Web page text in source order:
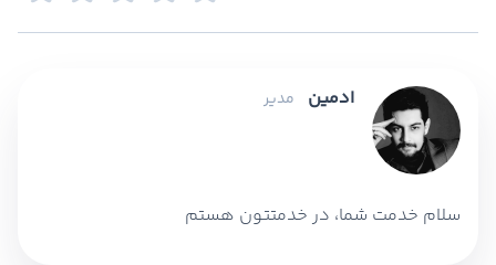
ادمین مدیر
سلام خدمت شما، در خدمتتون هستم